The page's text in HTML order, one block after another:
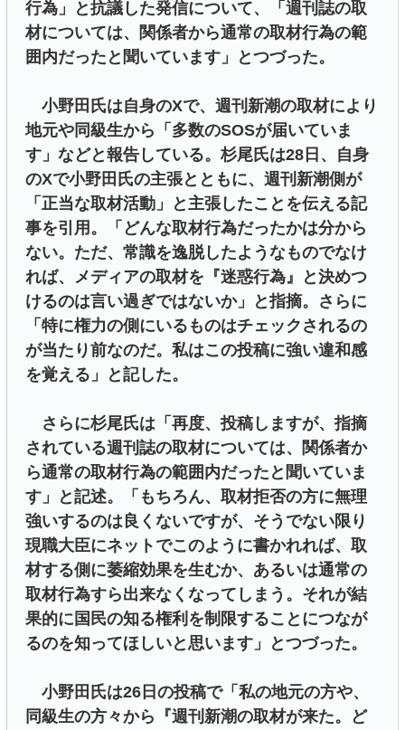
行為」と抗議した発信について、「週刊誌の取
材については、関係者から通常の取材行為の範
囲内だったと聞いています」とつづった。
小野田氏は自身のXで、週刊新潮の取材により
地元や同級生から「多数のSOSが届いていま
す」などと報告している。杉尾氏は28日、自身
のXで小野田氏の主張とともに、週刊新潮側が
「正当な取材活動」と主張したことを伝える記
事を引用。「どんな取材行為だったかは分から
ない。ただ、常識を逸脱したようなものでなけ
れば、メディアの取材を『迷惑行為』と決めつ
けるのは言い過ぎではないか」と指摘。さらに
「特に権力の側にいるものはチェックされるの
が当たり前なのだ。私はこの投稿に強い違和感
を覚える」と記した。
さらに杉尾氏は「再度、投稿しますが、指摘
されている週刊誌の取材については、関係者か
ら通常の取材行為の範囲内だったと聞いていま
す」と記述。「もちろん、取材拒否の方に無理
強いするのは良くないですが、そうでない限り
現職大臣にネットでこのように書かれれば、取
材する側に萎縮効果を生むか、あるいは通常の
取材行為すら出来なくなってしまう。それが結
果的に国民の知る権利を制限することにつなが
るのを知ってほしいと思います」とつづった。
小野田氏は26日の投稿で「私の地元の方や、
同級生の方々から『週刊新潮の取材が来た。ど